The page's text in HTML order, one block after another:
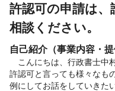
許認可の申請は
相談ください。
自己紹介（事業内容・提
こんにちは、行政書士中
許認可と言っても様々なも
例にしてお話をしていきた